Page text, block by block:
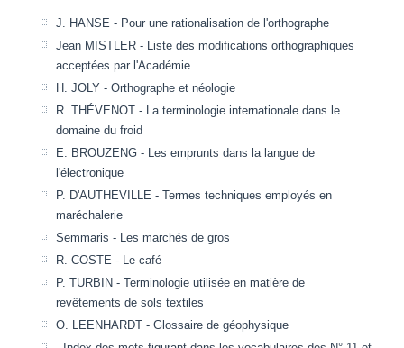
J. HANSE - Pour une rationalisation de l'orthographe
Jean MISTLER - Liste des modifications orthographiques
acceptées par l'Académie
H. JOLY - Orthographe et néologie
R. THÉVENOT - La terminologie internationale dans le
domaine du froid
E. BROUZENG - Les emprunts dans la langue de
l'électronique
P. D'AUTHEVILLE - Termes techniques employés en
maréchalerie
Semmaris - Les marchés de gros
R. COSTE - Le café
P. TURBIN - Terminologie utilisée en matière de
revêtements de sols textiles
O. LEENHARDT - Glossaire de géophysique